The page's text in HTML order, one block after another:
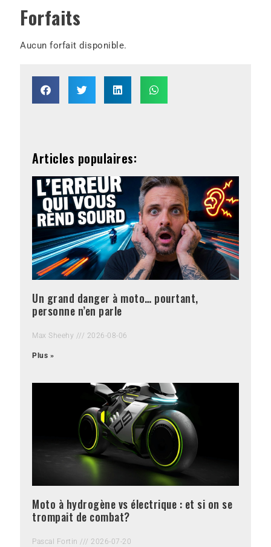
Forfaits
Aucun forfait disponible.
Articles populaires:
Un grand danger à moto… pourtant,
personne n’en parle
Max Sheehy 2026-08-06
Plus »
Moto à hydrogène vs électrique : et si on se
trompait de combat?
Pascal Fortin 2026-07-20